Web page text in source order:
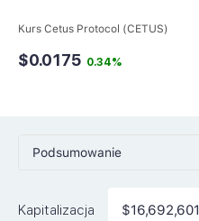
Kurs Cetus Protocol (CETUS)
$0.0175 0.34%
Podsumowanie
Kapitalizacja
$16,692,601